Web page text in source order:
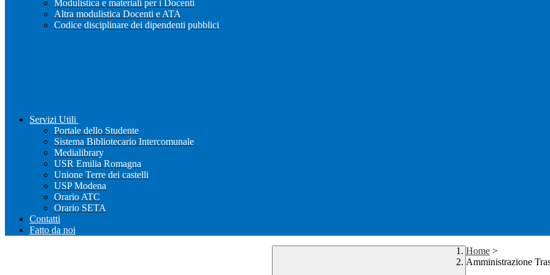
Modulistica e materiali per i Docenti
Altra modulistica Docenti e ATA
Codice disciplinare dei dipendenti pubblici
Servizi Utili
Portale dello Studente
Sistema Bibliotecario Intercomunale
Medialibrary
USR Emilia Romagna
Unione Terre dei castelli
USP Modena
Orario ATC
Orario SETA
Contatti
Fatto da noi
Home >
Amministrazione